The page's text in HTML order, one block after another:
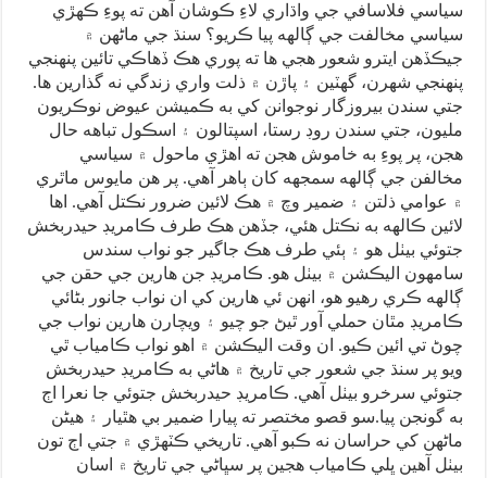
سياسي فلاسافي جي واڌاري لاءِ ڪوشان آهن ته پوءِ ڪهڙي
سياسي مخالفت جي ڳالهه پيا ڪريو؟ سنڌ جي ماڻهن ۾
جيڪڏهن ايترو شعور هجي ها ته پوري هڪ ڏهاڪي تائين پنهنجي
پنهنجي شهرن، گهٽين ۽ پاڙن ۾ ذلت واري زندگي نه گذارين ها.
جتي سندن بيروزگار نوجوانن کي به ڪميشن عيوض نوڪريون
مليون، جتي سندن روڊ رستا، اسپتالون ۽ اسڪول تباهه حال
هجن، پر پوءِ به خاموش هجن ته اهڙي ماحول ۾ سياسي
مخالفن جي ڳالهه سمجهه کان ٻاهر آهي. پر هن مايوس ماٿري
۾ عوامي ذلتن ۽ ضمير وچ ۾ هڪ لائين ضرور نڪتل آهي. اها
لائين ڪالهه به نڪتل هئي، جڏهن هڪ طرف ڪامريڊ حيدربخش
جتوئي بيٺل هو ۽ ٻئي طرف هڪ جاگير جو نواب سندس
سامهون اليڪشن ۾ بيٺل هو. ڪامريڊ جن هارين جي حقن جي
ڳالهه ڪري رهيو هو، انهن ئي هارين کي ان نواب جانور بڻائي
ڪامريڊ مٿان حملي آور ٿيڻ جو چيو ۽ ويچارن هارين نواب جي
چوڻ تي ائين ڪيو. ان وقت اليڪشن ۾ اهو نواب ڪامياب ٿي
ويو پر سنڌ جي شعور جي تاريخ ۾ هاڻي به ڪامريڊ حيدربخش
جتوئي سرخرو بيٺل آهي. ڪامريڊ حيدربخش جتوئي جا نعرا اڄ
به گونجن پيا.سو قصو مختصر ته پيارا ضمير بي هٿيار ۽ هيڻن
ماڻهن کي حراسان نه ڪبو آهي. تاريخي ڪٽهڙي ۾ جتي اڄ تون
بيٺل آهين ڀلي ڪامياب هجين پر سڀاڻي جي تاريخ ۾ اسان